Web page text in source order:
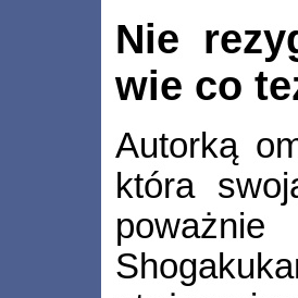
Nie
wie co
Autorką
która